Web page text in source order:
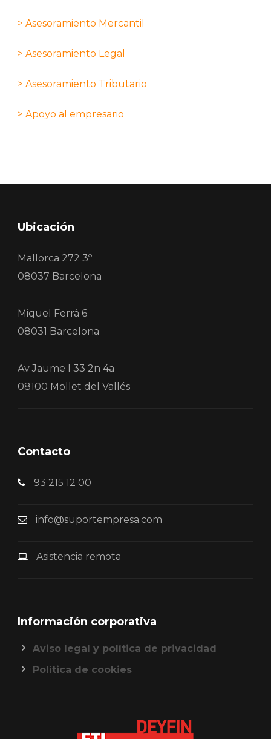
> Asesoramiento Mercantil
> Asesoramiento Legal
> Asesoramiento Tributario
> Apoyo al empresario
Ubicación
Mallorca 272 3º
08037 Barcelona
Miquel Ferrà 6
08031 Barcelona
Av Jaume I 33 2n 4a
08100 Mollet del Vallés
Contacto
93 215 12 00
info@suportempresa.com
Asistencia remota
Información corporativa
Aviso legal y política de privacidad
Política de cookies